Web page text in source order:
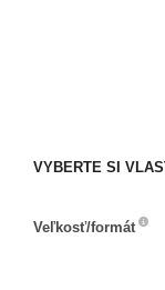
VYBERTE SI
Veľkosť/formát